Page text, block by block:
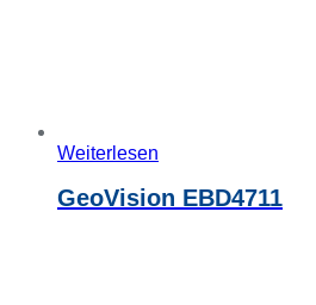
Weiterlesen
GeoVision EBD4711